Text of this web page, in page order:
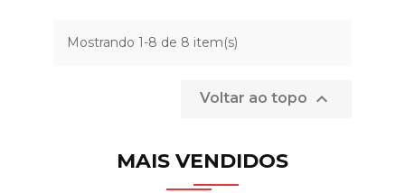
Mostrando 1-8 de 8 item(s)
Voltar ao topo 
MAIS VENDIDOS